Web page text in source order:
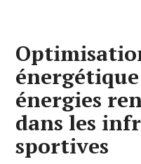
énergies
dans les
sportives